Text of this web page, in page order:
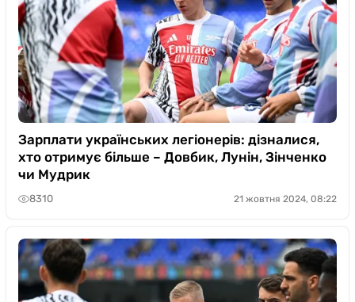
Зарплати українських легіонерів: дізналися,
хто отримує більше – Довбик, Лунін, Зінченко
чи Мудрик
8310 21 жовтня 2024, 08:22